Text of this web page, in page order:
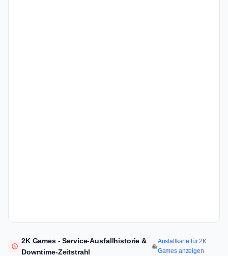
2K Games - Service-Ausfallhistorie &
Downtime-Zeitstrahl
Ausfallkarte für 2K
Games anzeigen